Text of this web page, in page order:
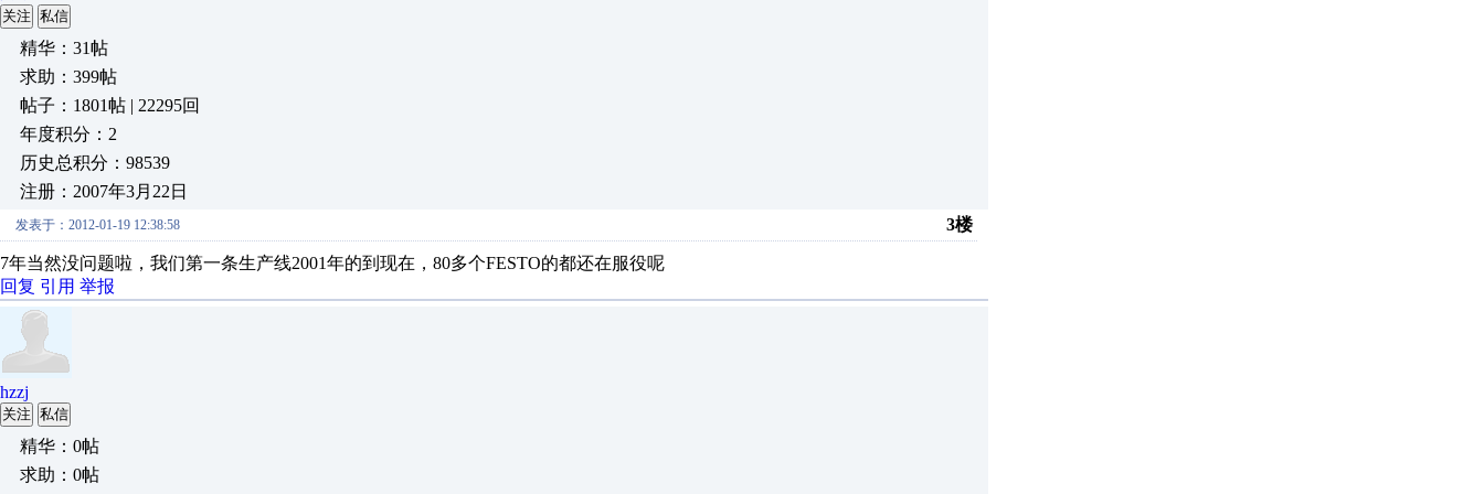
关注 私信
精华：31帖
求助：399帖
帖子：1801帖 | 22295回
年度积分：2
历史总积分：98539
注册：2007年3月22日
发表于：2012-01-19 12:38:58 3楼
7年当然没问题啦，我们第一条生产线2001年的到现在，80多个FESTO的都还在服役呢
回复 引用 举报
hzzj
关注 私信
精华：0帖
求助：0帖